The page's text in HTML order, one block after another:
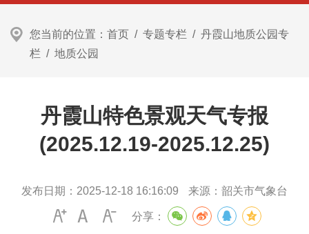
您当前的位置： 首页 / 专题专栏 / 丹霞山地质公园专
栏 / 地质公园
丹霞山特色景观天气专报
(2025.12.19-2025.12.25)
发布日期： 2025-12-18 16:16:09 来源： 韶关市气象台
分享：